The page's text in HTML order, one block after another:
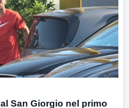
San Giorgio nel primo